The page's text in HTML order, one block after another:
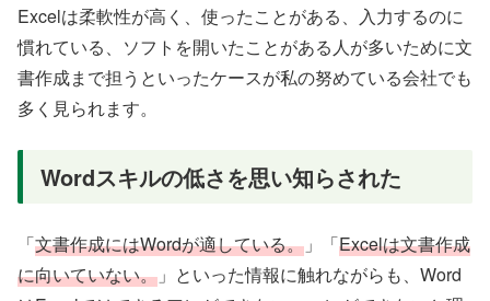
Excelは柔軟性が高く、使ったことがある、入力するのに
慣れている、ソフトを開いたことがある人が多いために文
書作成まで担うといったケースが私の努めている会社でも
多く見られます。
Wordスキルの低さを思い知らされた
「文書作成にはWordが適している。 」「Excelは文書作成
に向いていない。 」といった情報に触れながらも、Word